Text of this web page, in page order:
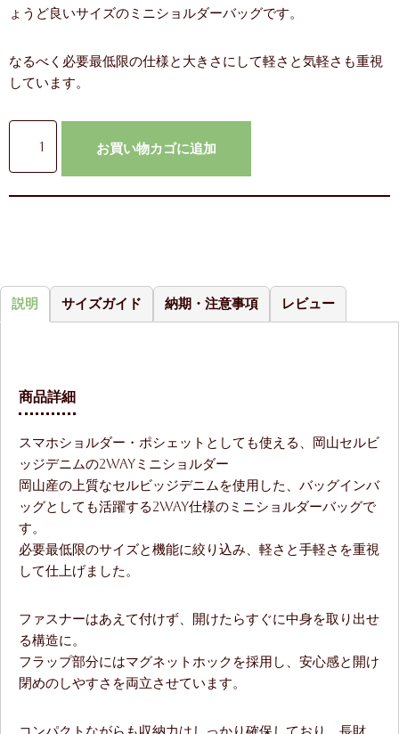
ょうど良いサイズのミニショルダーバッグです。
なるべく必要最低限の仕様と大きさにして軽さと気軽さも重視
しています。
お買い物カゴに追加
説明 サイズガイド 納期・注意事項 レビュー
商品詳細
スマホショルダー・ポシェットとしても使える、岡山セルビ
ッジデニムの2WAYミニショルダー
岡山産の上質なセルビッジデニムを使用した、バッグインバ
ッグとしても活躍する2WAY仕様のミニショルダーバッグで
す。
必要最低限のサイズと機能に絞り込み、軽さと手軽さを重視
して仕上げました。
ファスナーはあえて付けず、開けたらすぐに中身を取り出せ
る構造に。
フラップ部分にはマグネットホックを採用し、安心感と開け
閉めのしやすさを両立させています。
コンパクトながらも収納力はしっかり確保しており、長財